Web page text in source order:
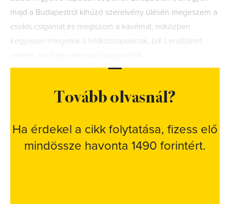
majd a Budapestről kihúzó szerelvény ülésén megeszem a
csokis csigámat és megiszom a kávémat, miközben
kegyesen integetek a hétköznapoknak, pá! Lendületet
Tovább olvasnál?
Ha érdekel a cikk folytatása, fizess elő
mindössze havonta 1490 forintért.